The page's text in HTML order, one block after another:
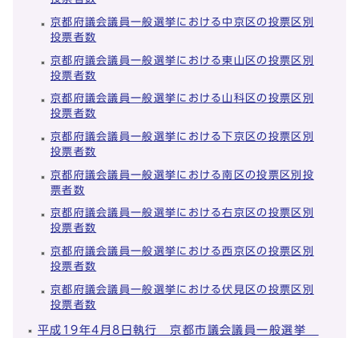
京都府議会議員一般選挙における中京区の投票区別
投票者数
京都府議会議員一般選挙における東山区の投票区別
投票者数
京都府議会議員一般選挙における山科区の投票区別
投票者数
京都府議会議員一般選挙における下京区の投票区別
投票者数
京都府議会議員一般選挙における南区の投票区別投
票者数
京都府議会議員一般選挙における右京区の投票区別
投票者数
京都府議会議員一般選挙における西京区の投票区別
投票者数
京都府議会議員一般選挙における伏見区の投票区別
投票者数
平成19年4月8日執行 京都市議会議員一般選挙